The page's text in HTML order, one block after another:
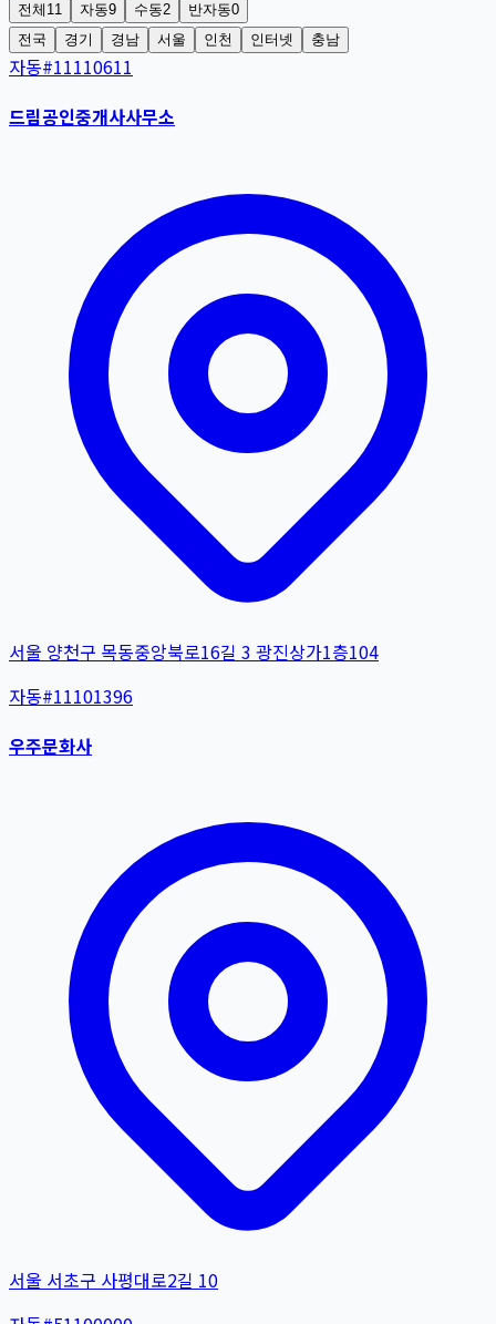
전체 11 자동9 수동2 반자동0
전국
경기 경남 서울 인천 인터넷 충남
자동#11110611
드림공인중개사사무소
서울 양천구 목동중앙북로16길 3 광진상가1층104
자동#11101396
우주문화사
서울 서초구 사평대로2길 10